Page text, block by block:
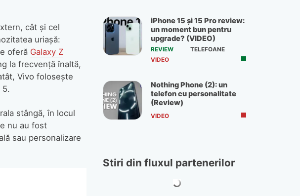
cât și cel
uriașă:
oferă Galaxy Z
la frecvență înaltă,
Vivo folosește
5.
stângă, în locul
nu au fost
sau personalizare
iPhone 15 și 15 Pro review:
un moment bun pentru
upgrade? (VIDEO)
REVIEW
TELEFOANE
VIDEO
Nothing Phone (2): un
telefon cu personalitate
(Review)
VIDEO
Stiri din fluxul partenerilor